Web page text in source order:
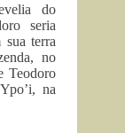
do
seria
sua terra
no
Teodoro
na